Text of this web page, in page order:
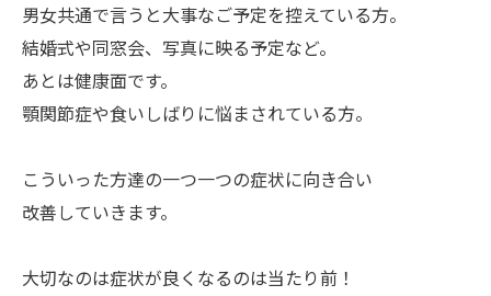
男女共通で言うと大事なご予定を控えている方。
結婚式や同窓会、写真に映る予定など。
あとは健康面です。
顎関節症や食いしばりに悩まされている方。
こういった方達の一つ一つの症状に向き合い
改善していきます。
大切なのは症状が良くなるのは当たり前！